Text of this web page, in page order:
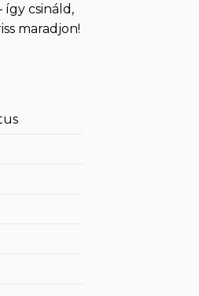
így csináld,
maradjon!